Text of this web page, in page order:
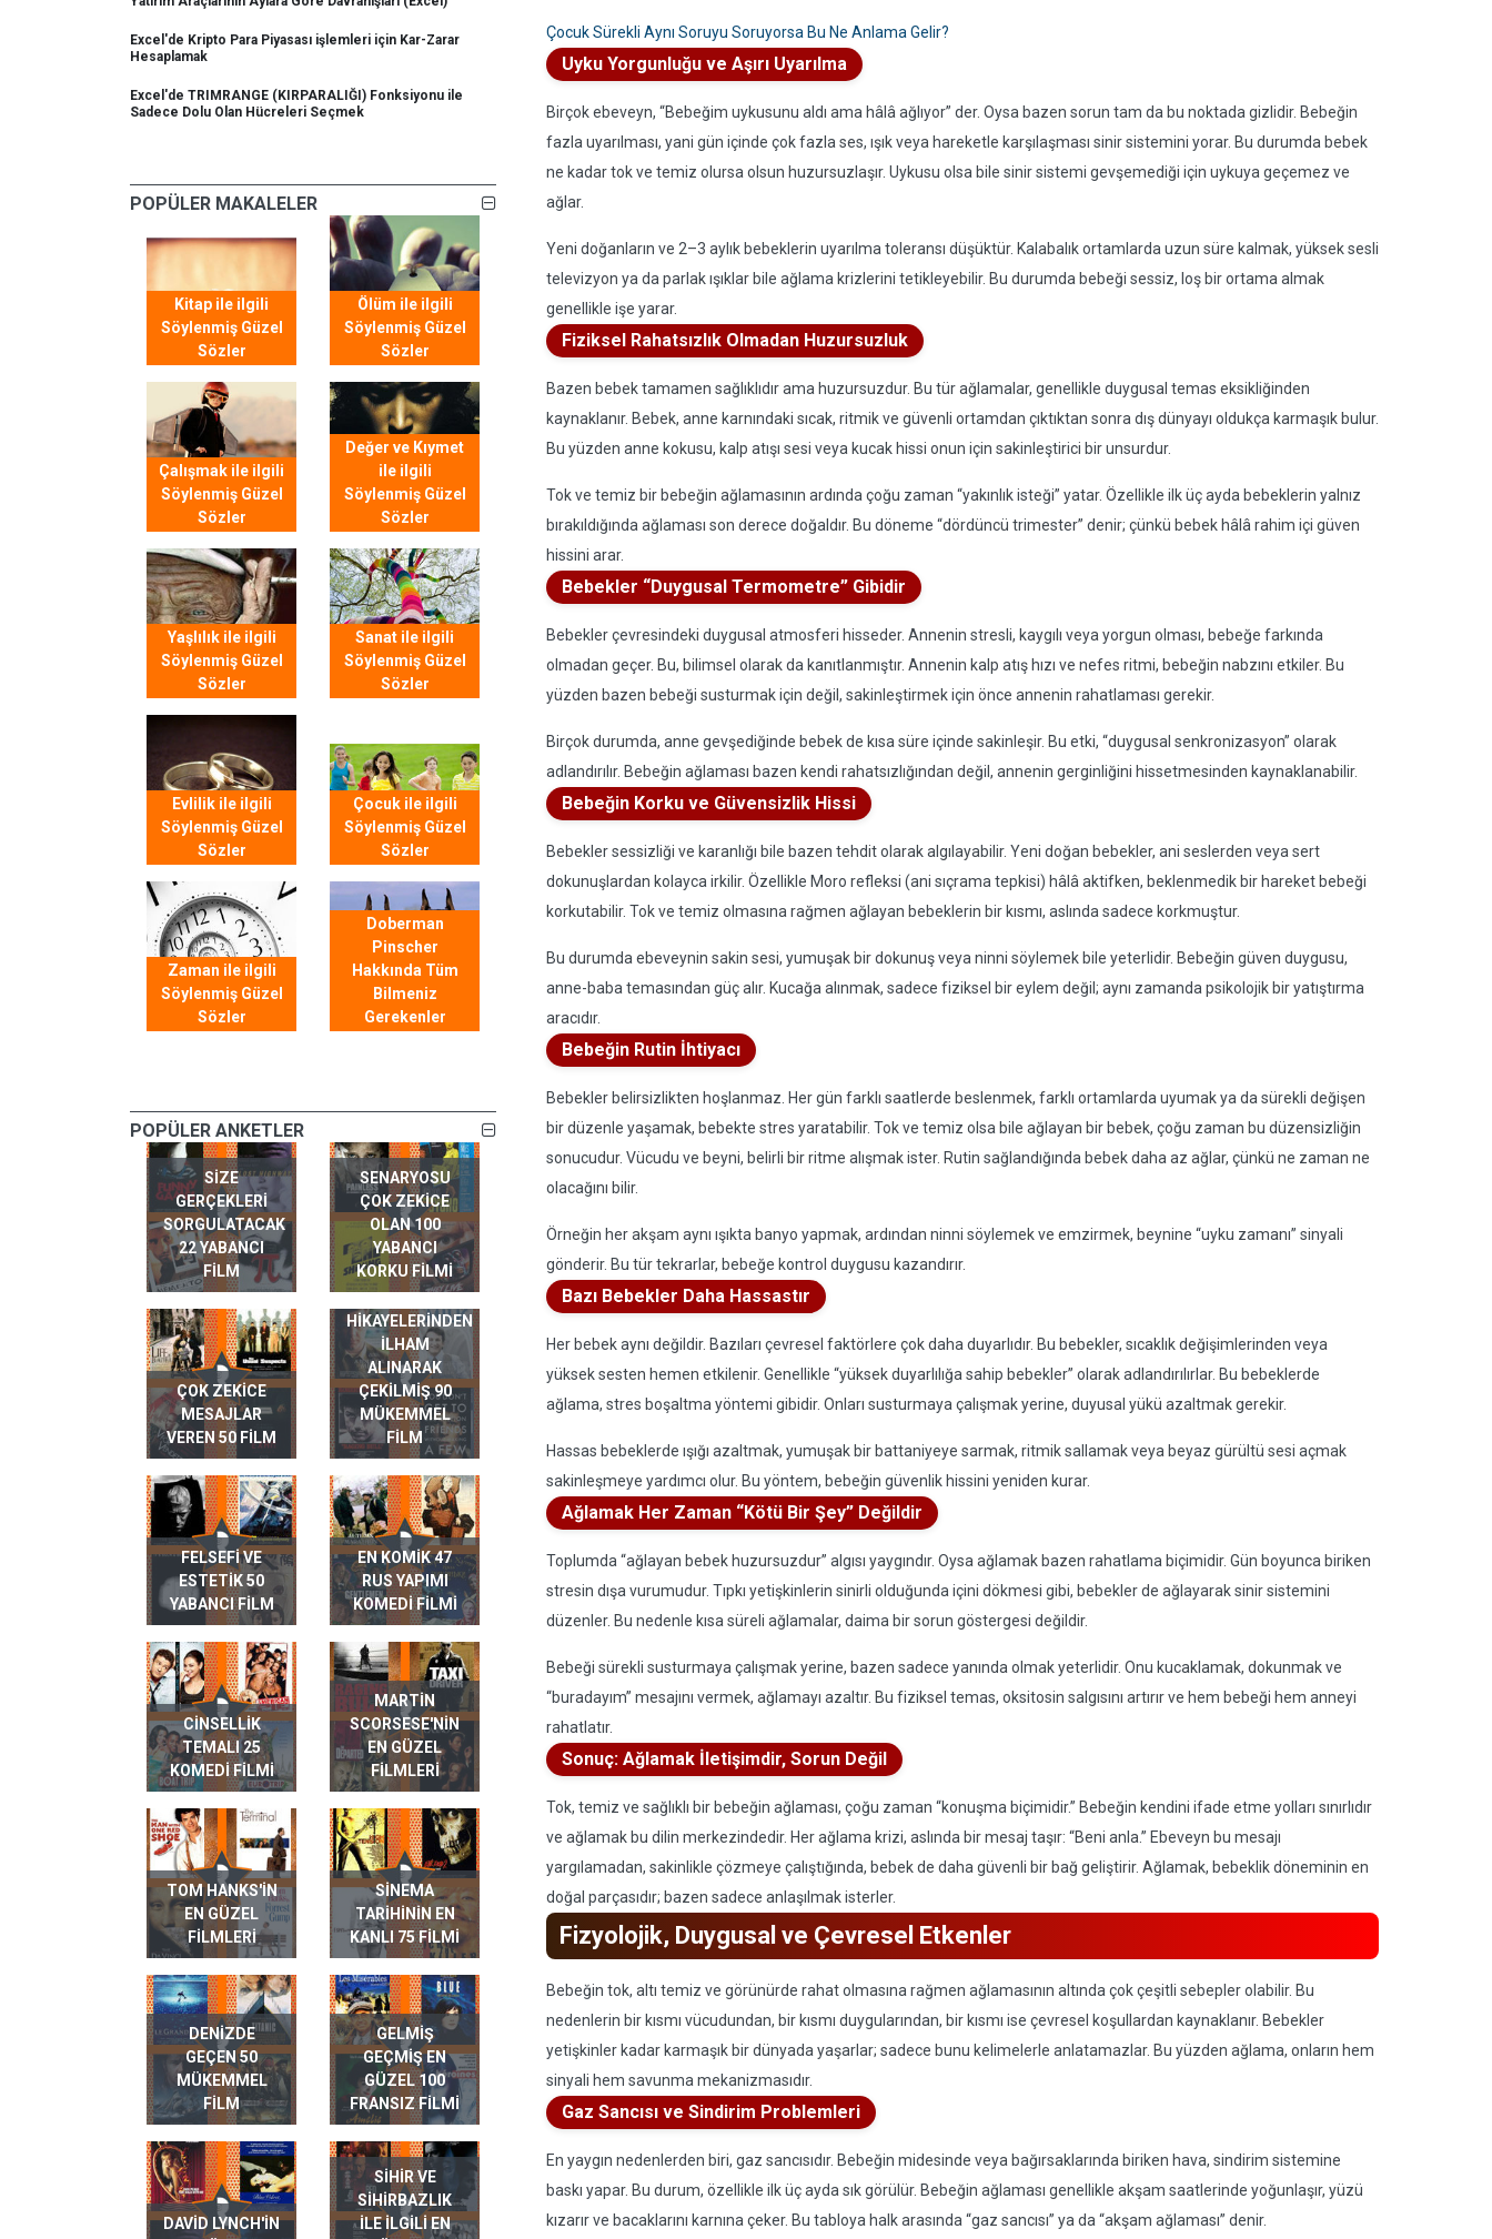
Excel'de Kripto Para Piyasası işlemleri için Kar-Zarar
Hesaplamak
Excel'de TRIMRANGE (KIRPARALIĞI) Fonksiyonu ile
Sadece Dolu Olan Hücreleri Seçmek
POPÜLER MAKALELER
Kitap ile ilgili
Söylenmiş Güzel
Sözler
Ölüm ile ilgili
Söylenmiş Güzel
Sözler
Çalışmak ile ilgili
Söylenmiş Güzel
Sözler
Değer ve Kıymet
ile ilgili
Söylenmiş Güzel
Sözler
Yaşlılık ile ilgili
Söylenmiş Güzel
Sözler
Sanat ile ilgili
Söylenmiş Güzel
Sözler
Evlilik ile ilgili
Söylenmiş Güzel
Sözler
Çocuk ile ilgili
Söylenmiş Güzel
Sözler
Zaman ile ilgili
Söylenmiş Güzel
Sözler
Doberman
Pinscher
Hakkında Tüm
Bilmeniz
Gerekenler
POPÜLER ANKETLER
SIZE
GERÇEKLERI
SORGULATACAK
22 YABANCI
FILM
SENARYOSU
ÇOK ZEKICE
OLAN 100
YABANCI
KORKU FILMI
ÇOK ZEKICE
MESAJLAR
VEREN 50 FILM
GERÇEK HAYAT
HIKAYELERINDEN
ILHAM
ALINARAK
ÇEKILMIŞ 90
MÜKEMMEL
FILM
FELSEFI VE
ESTETIK 50
YABANCI FILM
EN KOMIK 47
RUS YAPIMI
KOMEDI FILMI
CINSELLIK
TEMALI 25
KOMEDI FILMI
MARTIN
SCORSESE'NIN
EN GÜZEL
FILMLERI
TOM HANKS'IN
EN GÜZEL
FILMLERI
SINEMA
TARIHININ EN
KANLI 75 FILMI
DENIZDE
GEÇEN 50
MÜKEMMEL
FILM
GELMIŞ
GEÇMIŞ EN
GÜZEL 100
FRANSIZ FILMI
DAVID LYNCH'IN
SIHIR VE
SIHIRBAZLIK
ILE ILGILI EN
Çocuk Sürekli Aynı Soruyu Soruyorsa Bu Ne Anlama Gelir?
Uyku Yorgunluğu ve Aşırı Uyarılma
Birçok ebeveyn, “Bebeğim uykusunu aldı ama hâlâ ağlıyor” der. Oysa bazen sorun tam da bu noktada gizlidir. Bebeğin
fazla uyarılması, yani gün içinde çok fazla ses, ışık veya hareketle karşılaşması sinir sistemini yorar. Bu durumda bebek
ne kadar tok ve temiz olursa olsun huzursuzlaşır. Uykusu olsa bile sinir sistemi gevşemediği için uykuya geçemez ve
ağlar.
Yeni doğanların ve 2–3 aylık bebeklerin uyarılma toleransı düşüktür. Kalabalık ortamlarda uzun süre kalmak, yüksek sesli
televizyon ya da parlak ışıklar bile ağlama krizlerini tetikleyebilir. Bu durumda bebeği sessiz, loş bir ortama almak
genellikle işe yarar.
Fiziksel Rahatsızlık Olmadan Huzursuzluk
Bazen bebek tamamen sağlıklıdır ama huzursuzdur. Bu tür ağlamalar, genellikle duygusal temas eksikliğinden
kaynaklanır. Bebek, anne karnındaki sıcak, ritmik ve güvenli ortamdan çıktıktan sonra dış dünyayı oldukça karmaşık bulur.
Bu yüzden anne kokusu, kalp atışı sesi veya kucak hissi onun için sakinleştirici bir unsurdur.
Tok ve temiz bir bebeğin ağlamasının ardında çoğu zaman “yakınlık isteği” yatar. Özellikle ilk üç ayda bebeklerin yalnız
bırakıldığında ağlaması son derece doğaldır. Bu döneme “dördüncü trimester” denir; çünkü bebek hâlâ rahim içi güven
hissini arar.
Bebekler “Duygusal Termometre” Gibidir
Bebekler çevresindeki duygusal atmosferi hisseder. Annenin stresli, kaygılı veya yorgun olması, bebeğe farkında
olmadan geçer. Bu, bilimsel olarak da kanıtlanmıştır. Annenin kalp atış hızı ve nefes ritmi, bebeğin nabzını etkiler. Bu
yüzden bazen bebeği susturmak için değil, sakinleştirmek için önce annenin rahatlaması gerekir.
Birçok durumda, anne gevşediğinde bebek de kısa süre içinde sakinleşir. Bu etki, “duygusal senkronizasyon” olarak
adlandırılır. Bebeğin ağlaması bazen kendi rahatsızlığından değil, annenin gerginliğini hissetmesinden kaynaklanabilir.
Bebeğin Korku ve Güvensizlik Hissi
Bebekler sessizliği ve karanlığı bile bazen tehdit olarak algılayabilir. Yeni doğan bebekler, ani seslerden veya sert
dokunuşlardan kolayca irkilir. Özellikle Moro refleksi (ani sıçrama tepkisi) hâlâ aktifken, beklenmedik bir hareket bebeği
korkutabilir. Tok ve temiz olmasına rağmen ağlayan bebeklerin bir kısmı, aslında sadece korkmuştur.
Bu durumda ebeveynin sakin sesi, yumuşak bir dokunuş veya ninni söylemek bile yeterlidir. Bebeğin güven duygusu,
anne-baba temasından güç alır. Kucağa alınmak, sadece fiziksel bir eylem değil; aynı zamanda psikolojik bir yatıştırma
aracıdır.
Bebeğin Rutin İhtiyacı
Bebekler belirsizlikten hoşlanmaz. Her gün farklı saatlerde beslenmek, farklı ortamlarda uyumak ya da sürekli değişen
bir düzenle yaşamak, bebekte stres yaratabilir. Tok ve temiz olsa bile ağlayan bir bebek, çoğu zaman bu düzensizliğin
sonucudur. Vücudu ve beyni, belirli bir ritme alışmak ister. Rutin sağlandığında bebek daha az ağlar, çünkü ne zaman ne
olacağını bilir.
Örneğin her akşam aynı ışıkta banyo yapmak, ardından ninni söylemek ve emzirmek, beynine “uyku zamanı” sinyali
gönderir. Bu tür tekrarlar, bebeğe kontrol duygusu kazandırır.
Bazı Bebekler Daha Hassastır
Her bebek aynı değildir. Bazıları çevresel faktörlere çok daha duyarlıdır. Bu bebekler, sıcaklık değişimlerinden veya
yüksek sesten hemen etkilenir. Genellikle “yüksek duyarlılığa sahip bebekler” olarak adlandırılırlar. Bu bebeklerde
ağlama, stres boşaltma yöntemi gibidir. Onları susturmaya çalışmak yerine, duyusal yükü azaltmak gerekir.
Hassas bebeklerde ışığı azaltmak, yumuşak bir battaniyeye sarmak, ritmik sallamak veya beyaz gürültü sesi açmak
sakinleşmeye yardımcı olur. Bu yöntem, bebeğin güvenlik hissini yeniden kurar.
Ağlamak Her Zaman “Kötü Bir Şey” Değildir
Toplumda “ağlayan bebek huzursuzdur” algısı yaygındır. Oysa ağlamak bazen rahatlama biçimidir. Gün boyunca biriken
stresin dışa vurumudur. Tıpkı yetişkinlerin sinirli olduğunda içini dökmesi gibi, bebekler de ağlayarak sinir sistemini
düzenler. Bu nedenle kısa süreli ağlamalar, daima bir sorun göstergesi değildir.
Bebeği sürekli susturmaya çalışmak yerine, bazen sadece yanında olmak yeterlidir. Onu kucaklamak, dokunmak ve
“buradayım” mesajını vermek, ağlamayı azaltır. Bu fiziksel temas, oksitosin salgısını artırır ve hem bebeği hem anneyi
rahatlatır.
Sonuç: Ağlamak İletişimdir, Sorun Değil
Tok, temiz ve sağlıklı bir bebeğin ağlaması, çoğu zaman “konuşma biçimidir.” Bebeğin kendini ifade etme yolları sınırlıdır
ve ağlamak bu dilin merkezindedir. Her ağlama krizi, aslında bir mesaj taşır: “Beni anla.” Ebeveyn bu mesajı
yargılamadan, sakinlikle çözmeye çalıştığında, bebek de daha güvenli bir bağ geliştirir. Ağlamak, bebeklik döneminin en
doğal parçasıdır; bazen sadece anlaşılmak isterler.
Fizyolojik, Duygusal ve Çevresel Etkenler
Bebeğin tok, altı temiz ve görünürde rahat olmasına rağmen ağlamasının altında çok çeşitli sebepler olabilir. Bu
nedenlerin bir kısmı vücudundan, bir kısmı duygularından, bir kısmı ise çevresel koşullardan kaynaklanır. Bebekler
yetişkinler kadar karmaşık bir dünyada yaşarlar; sadece bunu kelimelerle anlatamazlar. Bu yüzden ağlama, onların hem
sinyali hem savunma mekanizmasıdır.
Gaz Sancısı ve Sindirim Problemleri
En yaygın nedenlerden biri, gaz sancısıdır. Bebeğin midesinde veya bağırsaklarında biriken hava, sindirim sistemine
baskı yapar. Bu durum, özellikle ilk üç ayda sık görülür. Bebeğin ağlaması genellikle akşam saatlerinde yoğunlaşır, yüzü
kızarır ve bacaklarını karnına çeker. Bu tabloya halk arasında “gaz sancısı” ya da “akşam ağlaması” denir.